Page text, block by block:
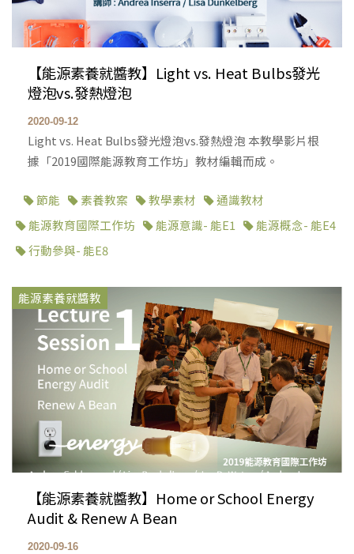
【能源素養就醬教】Light vs. Heat Bulbs發光
燈泡vs.發熱燈泡
2020-09-12
Light vs. Heat Bulbs發光燈泡vs.發熱燈泡 本教學影片根
據「2019國際能源教育工作坊」教材編輯而成。
節能 素養教案 教學素材
通識教材
能源教育國際工作坊
能源意識- 能E1
能源概念- 能E4
行動參與- 能E8
能源素養就醬教
【能源素養就醬教】Home or School Energy
Audit & Renew A Bean
2020-09-16